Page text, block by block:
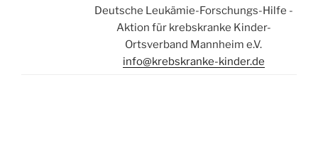
Deutsche Leukämie-Forschungs-Hilfe -
Aktion für krebskranke Kinder-
Ortsverband Mannheim e.V.
info@krebskranke-kinder.de